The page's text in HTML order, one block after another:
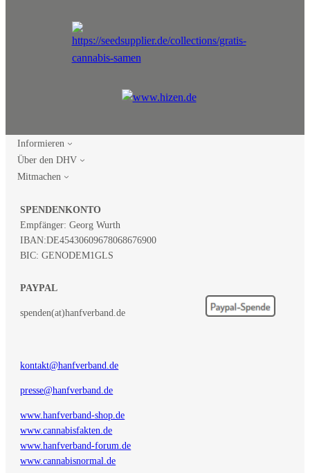
Informieren
Über den DHV
Mitmachen
SPENDENKONTO
Empfänger: Georg Wurth
IBAN:DE45430609678068676900
BIC: GENODEM1GLS
PAYPAL
spenden(at)hanfverband.de
kontakt@hanfverband.de
presse@hanfverband.de
www.hanfverband-shop.de
www.cannabisfakten.de
www.hanfverband-forum.de
www.cannabisnormal.de